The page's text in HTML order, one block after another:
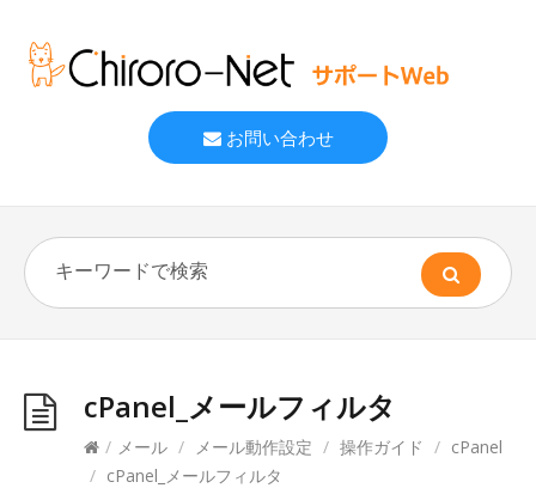
お問い合わせ
cPanel_メールフィルタ
/ メール / メール動作設定 / 操作ガイド / cPanel
/ cPanel_メールフィルタ